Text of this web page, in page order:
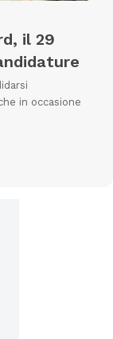
il 29
in occasione